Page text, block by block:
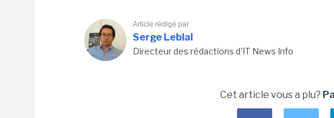
Article rédigé par
Serge Leblal
Directeur des rédactions d'IT News Info
Cet article vous a plu?